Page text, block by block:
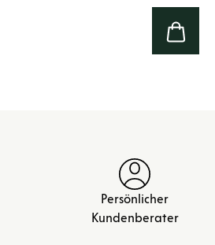
Persönlicher
Kundenberater